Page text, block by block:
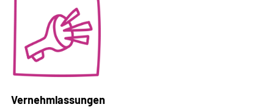
Medienberichte
Vernehmlassungen